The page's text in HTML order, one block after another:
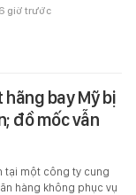
6 giờ trước
bay Mỹ bị
đồ mốc vẫn
tại một công ty cung
hàng không phục vụ